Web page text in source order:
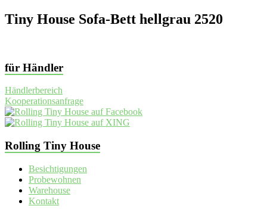
Tiny House Sofa-Bett hellgrau 2520
für Händler
Händlerbereich
Kooperationsanfrage
Rolling Tiny House
Besichtigungen
Probewohnen
Warehouse
Kontakt